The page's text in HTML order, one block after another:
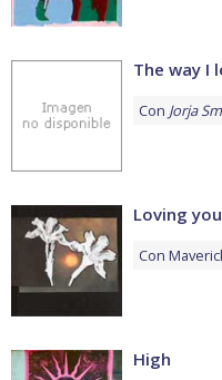
The way I
Con Jorja
Loving you
Con
High